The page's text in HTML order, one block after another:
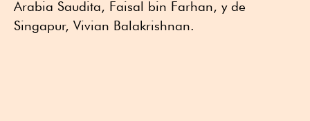
Arabia Saudita, Faisal bin Farhan, y de
Singapur, Vivian Balakrishnan.